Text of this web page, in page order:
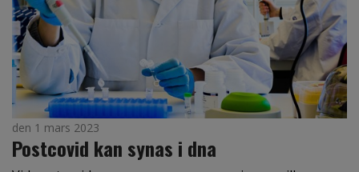
den 1 mars 2023
Postcovid kan synas i dna